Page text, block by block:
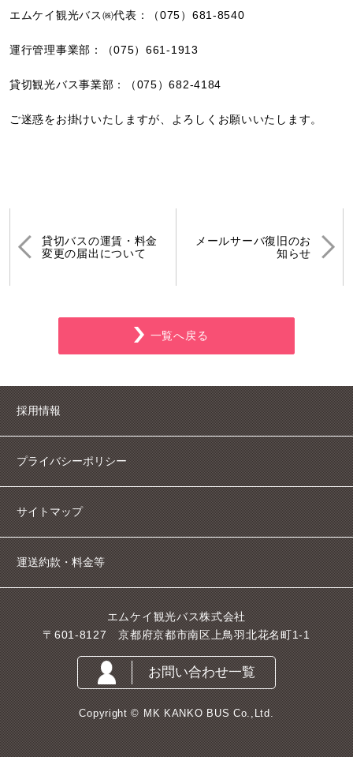
エムケイ観光バス㈱代表：（075）681-8540
運行管理事業部：（075）661-1913
貸切観光バス事業部：（075）682-4184
ご迷惑をお掛けいたしますが、よろしくお願いいたします。
貸切バスの運賃・料金
変更の届出について
メールサーバ復旧のお
知らせ
一覧へ戻る
採用情報
プライバシーポリシー
サイトマップ
運送約款・料金等
エムケイ観光バス株式会社
〒601-8127 京都府京都市南区上鳥羽北花名町1-1
お問い合わせ一覧
Copyright © MK KANKO BUS Co.,Ltd.